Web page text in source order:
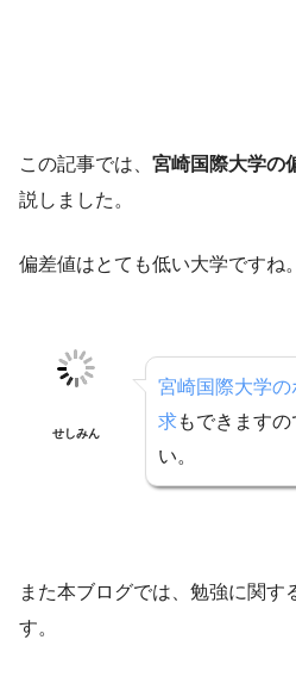
この記事では、 宮崎国際大学の
説しました。
偏差値はとても低い大学ですね。
せしみん
宮崎国際大学
求もできます
い。
また本ブログでは、勉強に関す
す。